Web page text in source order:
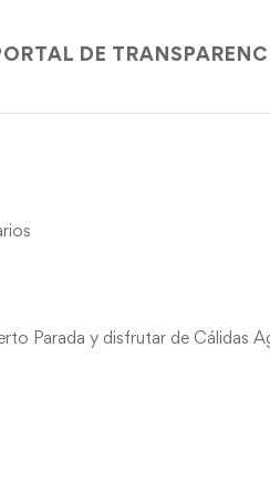
DE
Parada y disfrutar de Cálidas